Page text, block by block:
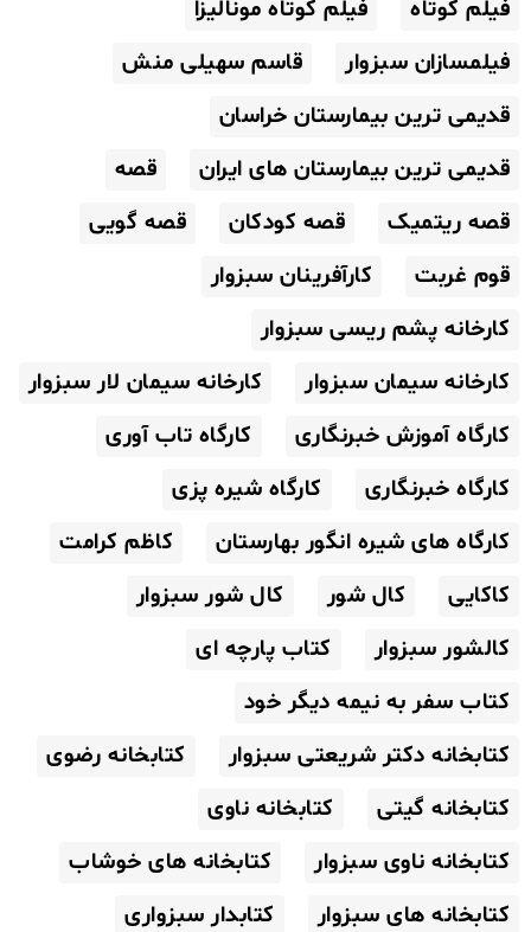
فیلم کوتاه
فیلم کوتاه مونالیزا
فیلمسازان سبزوار
قاسم سهیلی منش
قدیمی ترین بیمارستان خراسان
قدیمی ترین بیمارستان های ایران
قصه
قصه ریتمیک
قصه کودکان
قصه گویی
قوم غربت
کارآفرینان سبزوار
کارخانه پشم ریسی سبزوار
کارخانه سیمان سبزوار
کارخانه سیمان لار سبزوار
کارگاه آموزش خبرنگاری
کارگاه تاب آوری
کارگاه خبرنگاری
کارگاه شیره پزی
کارگاه های شیره انگور بهارستان
کاظم کرامت
کاکایی
کال شور
کال شور سبزوار
کالشور سبزوار
کتاب پارچه ای
کتاب سفر به نیمه دیگر خود
کتابخانه دکتر شریعتی سبزوار
کتابخانه رضوی
کتابخانه گیتی
کتابخانه ناوی
کتابخانه ناوی سبزوار
کتابخانه های خوشاب
کتابخانه های سبزوار
کتابدار سبزواری